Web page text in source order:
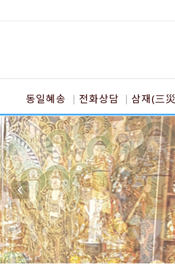
동일혜송 전화상담 삼재(三